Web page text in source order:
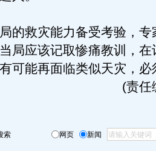
救灾能力备受考验，专
局应该记取惨痛教训，在
可能再面临类似天灾，必
(责任
索 网页 新闻